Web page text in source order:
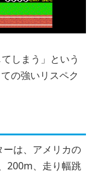
しまう」という
の強いリスペク
は、アメリカの
200m、走り幅跳